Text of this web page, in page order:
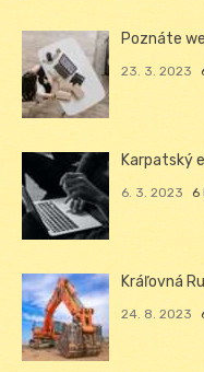
Poznáte
23. 3. 2023
Karpatský
6. 3. 2023 6
Kráľovná
24. 8. 2023